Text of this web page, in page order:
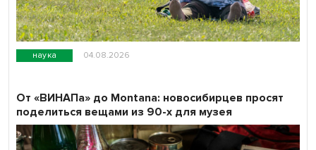
наука 04.08.2026
От «ВИНАПа» до Montana: новосибирцев просят
поделиться вещами из 90-х для музея